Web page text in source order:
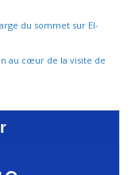
du sommet sur El-
au cœur de la visite de